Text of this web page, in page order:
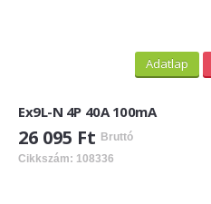
ÁRLISTA
Adatlap
Ex9L-N 4P 40A 100mA
26 095 Ft Bruttó
Cikkszám: 108336